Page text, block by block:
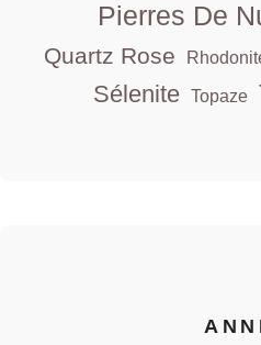
Pierres De
Quartz Rose
Sélenite Topaze